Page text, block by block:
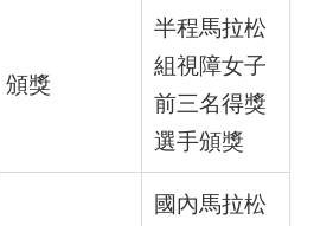
頒獎
半程馬拉松
組視障女子
前三名得獎
選手頒獎
國內馬拉松